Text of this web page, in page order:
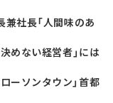
社長「人間味のあ
めない経営者」には
ーソンタウン」首都